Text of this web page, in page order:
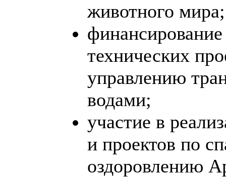
животного мира;
технических
управлению
водами;
участие в
и проектов по
оздоровлению